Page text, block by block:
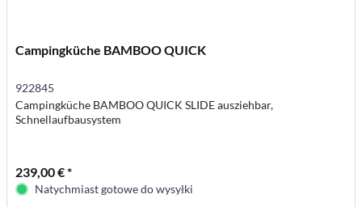
Campingküche BAMBOO QUICK
922845
Campingküche BAMBOO QUICK SLIDE ausziehbar,
Schnellaufbausystem
239,00 € *
Natychmiast gotowe do wysyłki